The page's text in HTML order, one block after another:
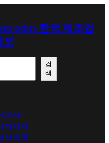
odm-한국 제조업
보
검
색
탁세제
생용품